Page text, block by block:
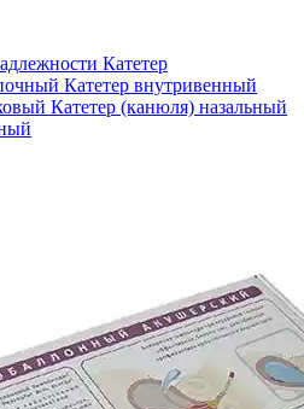
Катетер
Катетер внутривенный
Катетер (канюля) назальный